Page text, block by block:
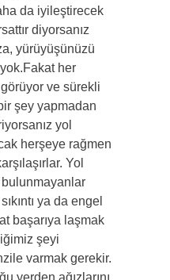
da iyileştirecek
diyorsanız
yürüyüşünüzü
her
ve sürekli
şey yapmadan
yol
herşeye rağmen
Yol
ya da engel
başarıya laşmak
şeyi
varmak gerekir.